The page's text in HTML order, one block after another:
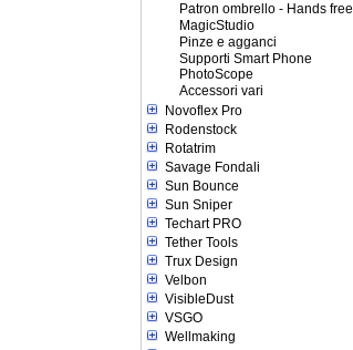
Patron ombrello - Hands free
MagicStudio
Pinze e agganci
Supporti Smart Phone
PhotoScope
Accessori vari
Novoflex Pro
Rodenstock
Rotatrim
Savage Fondali
Sun Bounce
Sun Sniper
Techart PRO
Tether Tools
Trux Design
Velbon
VisibleDust
VSGO
Wellmaking